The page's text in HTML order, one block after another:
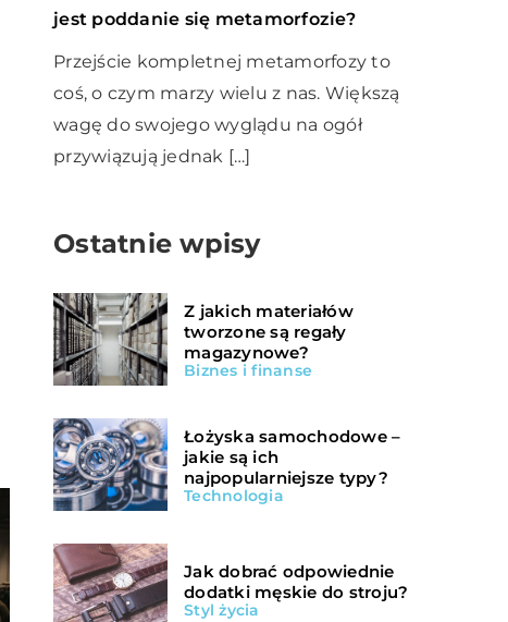
jest poddanie się metamorfozie?
Przejście kompletnej metamorfozy to
coś, o czym marzy wielu z nas. Większą
wagę do swojego wyglądu na ogół
przywiązują jednak […]
Ostatnie wpisy
Z jakich materiałów
tworzone są regały
magazynowe?
Biznes i finanse
Łożyska samochodowe –
jakie są ich
najpopularniejsze typy?
Technologia
Jak dobrać odpowiednie
dodatki męskie do stroju?
Styl życia